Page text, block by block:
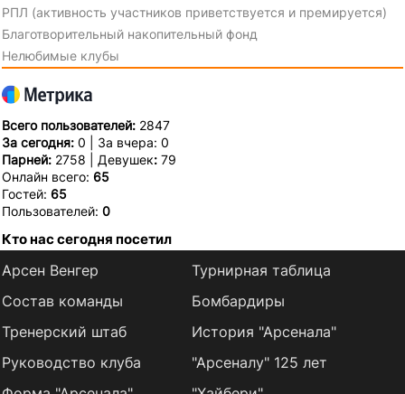
РПЛ (активность участников приветствуется и премируется)
Благотворительный накопительный фонд
Нелюбимые клубы
Всего пользователей: 2847
За сегодня: 0 | За вчера: 0
Парней: 2758 | Девушек: 79
Онлайн всего: 65
Гостей: 65
Пользователей: 0
Кто нас сегодня посетил
Арсен Венгер
Состав команды
Тренерский штаб
Руководство клуба
Турнирная таблица
Бомбардиры
История "Арсенала"
"Арсеналу" 125 лет